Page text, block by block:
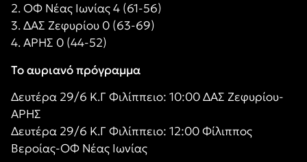
2. ΟΦ Νέας Ιωνίας 4 (61-56)
3. ΔΑΣ Ζεφυρίου 0 (63-69)
4. ΑΡΗΣ 0 (44-52)
Το αυριανό πρόγραμμα
Δευτέρα 29/6 Κ.Γ Φιλίππειο: 10:00 ΔΑΣ Ζεφυρίου-
ΑΡΗΣ
Δευτέρα 29/6 Κ.Γ Φιλίππειο: 12:00 Φίλιππος
Βεροίας-ΟΦ Νέας Ιωνίας